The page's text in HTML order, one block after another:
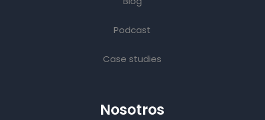
Podcast
Case studies
Nosotros